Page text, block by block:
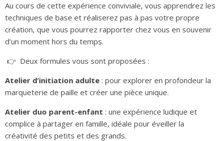
Au cours de cette expérience conviviale, vous apprendrez les
techniques de base et réaliserez pas à pas votre propre
création, que vous pourrez rapporter chez vous en souvenir
d’un moment hors du temps.
👉 Deux formules vous sont proposées :
Atelier d’initiation adulte : pour explorer en profondeur la
marqueterie de paille et créer une pièce unique.
Atelier duo parent-enfant : une expérience ludique et
complice à partager en famille, idéale pour éveiller la
créativité des petits et des grands.